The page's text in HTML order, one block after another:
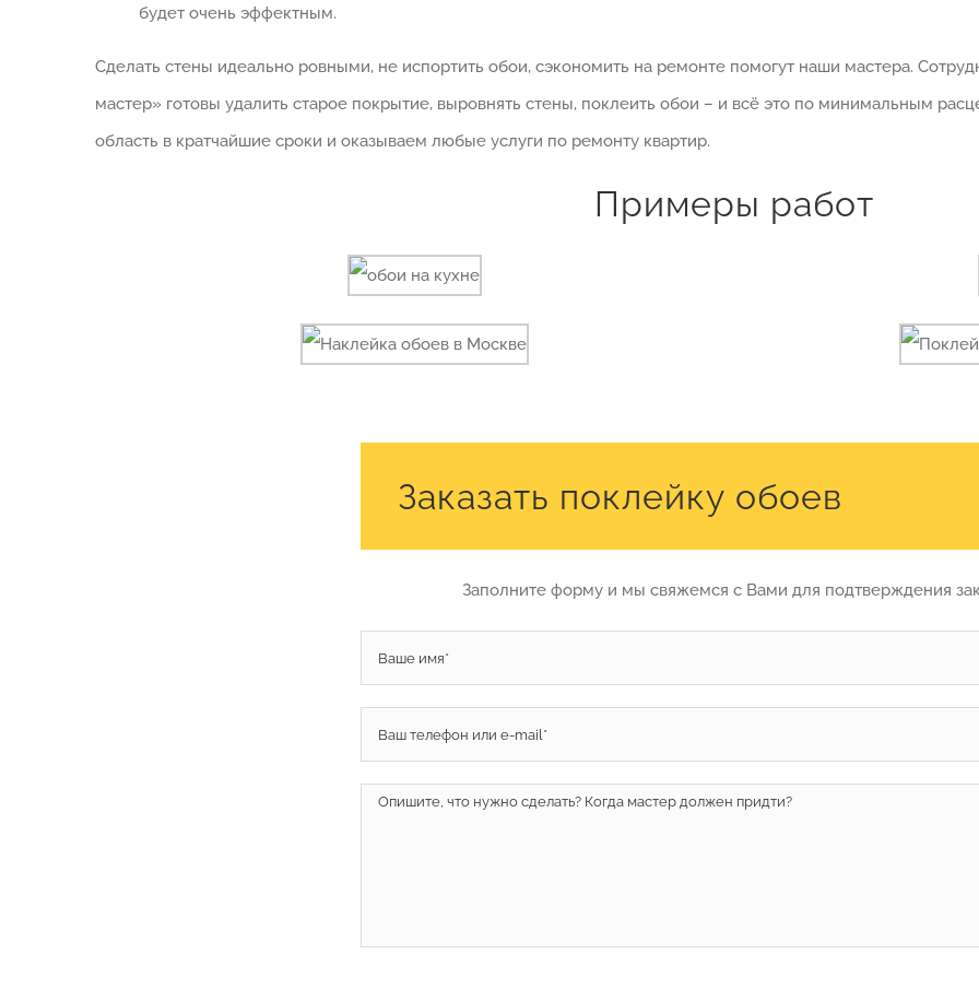
будет очень эффектным.
Сделать стены идеально ровными, не испортить обои, сэкономить на ремонте помогут наши мастера.
мастер» готовы удалить старое покрытие, выровнять стены, поклеить обои – и всё это по минимальным
область в кратчайшие сроки и оказываем любые услуги по ремонту квартир.
Примеры работ
Заказать поклейку обоев
Заполните форму и мы свяжемся с Вами для подтверждения